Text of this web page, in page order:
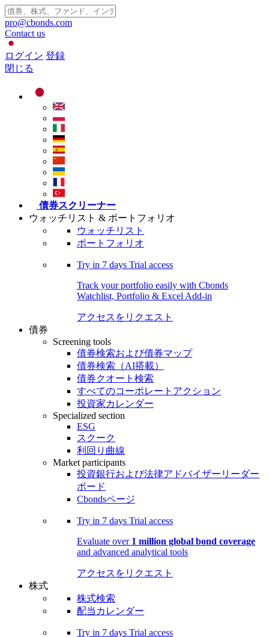
pro@cbonds.com
Contact us
ログイン 登録
閉じる
債券スクリーナー
ウォッチリスト & ポートフォリオ
ウォッチリスト
ポートフォリオ
Try in 7 days Trial access
Track your portfolio easily with Cbonds
Watchlist, Portfolio & Excel Add-in
アクセスをリクエスト
債券
Screening tools
債券検索および債券マップ
債券検索（AI搭載）
債券クオート検索
すべてのコーポレートアクション
投資家カレンダー
Specialized section
ESG
スクーク
利回り曲線
Market participants
投資銀行および法律アドバイザーリーダー
ボード
Cbondsページ
Try in 7 days Trial access
Evaluate over 1 million global bond coverage
and advanced analytical tools
アクセスをリクエスト
株式
株式検索
配当カレンダー
Try in 7 days Trial access